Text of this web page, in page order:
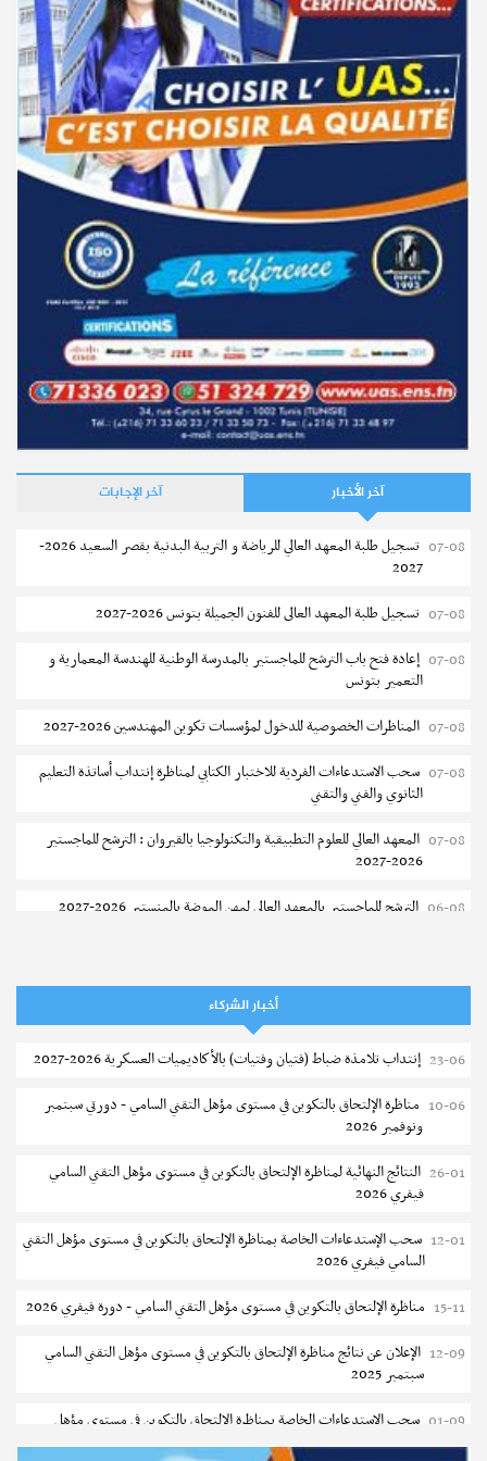
آخر الأخبار آخر الإجابات
07-08
تسجيل طلبة المعهد العالي للرياضة و التربية البدنية بقصر السعيد 2026-
2027
07-08 تسجيل طلبة المعهد العالى للفنون الجميلة بتونس 2026-2027
07-08 إعادة فتح باب الترشح للماجستير بالمدرسة الوطنية للهندسة المعمارية و
التعمير بتونس
07-08 المناظرات الخصوصية للدخول لمؤسسات تكوين المهندسين 2026-2027
07-08 سحب الاستدعاءات الفردية للاختبار الكتابي لمناظرة إنتداب أساتذة التعليم
الثانوي والفني والتقني
07-08 المعهد العالي للعلوم التطبيقية والتكنولوجيا بالقيروان : الترشح للماجستير
2026-2027
06-08 الترشح للماجستير بالمعهد العالي لمهن الموضة بالمنستير 2026-2027
تمديد آجال الترشح للماجستير بالمعهد العالي لعلوم و تقنيات المياه بقابس
2026-2027
05-08
بلاغ حول مواعيد الترسيم المدرسي عن بعد بعنوان السنة الدراسية 2026-
الإعلان عن نتائج الدورة الرئيسية للتوجيه الجامعي - باكالوريا 2026
05-08 فتح مناظرة لإنتداب عرفاء بسلك الحرس الوطني لسنة 2026
المعهد العالي للرياضة و التربية البدنية بقصر السعيد : ترسيم السنوات الثانية
كلية العلوم الإقتصادية والتصرف بسوسة : الترشح لماجستير مهني جديد
05-08
2027
أخبار الشركاء
23-06 إنتداب تلامذة ضباط (فتيان وفتيات) بالأكاديميات العسكرية 2026-2027
10-06 مناظرة الإلتحاق بالتكوين في مستوى مؤهل التقني السامي - دورتي سبتمبر
ونوفمبر 2026
26-01 النتائج النهائية لمناظرة الإلتحاق بالتكوين في مستوى مؤهل التقني السامي
فيفري 2026
12-01 سحب الإستدعاءات الخاصة بمناظرة الإلتحاق بالتكوين في مستوى مؤهل التقني
السامي فيفري 2026
15-11 مناظرة الإلتحاق بالتكوين في مستوى مؤهل التقني السامي - دورة فيفري 2026
12-09 الإعلان عن نتائج مناظرة الإلتحاق بالتكوين في مستوى مؤهل التقني السامي
سبتمبر 2025
01-09 سحب الإستدعاءات الخاصة بمناظرة الإلتحاق بالتكوين في مستوى مؤهل
التقني السامي سبتمبر 2025